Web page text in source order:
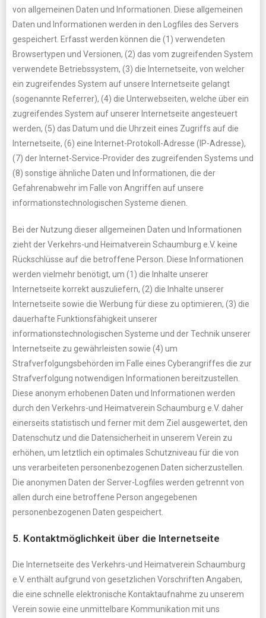
von allgemeinen Daten und Informationen. Diese allgemeinen
Daten und Informationen werden in den Logfiles des Servers
gespeichert. Erfasst werden können die (1) verwendeten
Browsertypen und Versionen, (2) das vom zugreifenden System
verwendete Betriebssystem, (3) die Internetseite, von welcher
ein zugreifendes System auf unsere Internetseite gelangt
(sogenannte Referrer), (4) die Unterwebseiten, welche über ein
zugreifendes System auf unserer Internetseite angesteuert
werden, (5) das Datum und die Uhrzeit eines Zugriffs auf die
Internetseite, (6) eine Internet-Protokoll-Adresse (IP-Adresse),
(7) der Internet-Service-Provider des zugreifenden Systems und
(8) sonstige ähnliche Daten und Informationen, die der
Gefahrenabwehr im Falle von Angriffen auf unsere
informationstechnologischen Systeme dienen.
Bei der Nutzung dieser allgemeinen Daten und Informationen
zieht der Verkehrs-und Heimatverein Schaumburg e.V. keine
Rückschlüsse auf die betroffene Person. Diese Informationen
werden vielmehr benötigt, um (1) die Inhalte unserer
Internetseite korrekt auszuliefern, (2) die Inhalte unserer
Internetseite sowie die Werbung für diese zu optimieren, (3) die
dauerhafte Funktionsfähigkeit unserer
informationstechnologischen Systeme und der Technik unserer
Internetseite zu gewährleisten sowie (4) um
Strafverfolgungsbehörden im Falle eines Cyberangriffes die zur
Strafverfolgung notwendigen Informationen bereitzustellen.
Diese anonym erhobenen Daten und Informationen werden
durch den Verkehrs-und Heimatverein Schaumburg e.V. daher
einerseits statistisch und ferner mit dem Ziel ausgewertet, den
Datenschutz und die Datensicherheit in unserem Verein zu
erhöhen, um letztlich ein optimales Schutzniveau für die von
uns verarbeiteten personenbezogenen Daten sicherzustellen.
Die anonymen Daten der Server-Logfiles werden getrennt von
allen durch eine betroffene Person angegebenen
personenbezogenen Daten gespeichert.
5. Kontaktmöglichkeit über die Internetseite
Die Internetseite des Verkehrs-und Heimatverein Schaumburg
e.V. enthält aufgrund von gesetzlichen Vorschriften Angaben,
die eine schnelle elektronische Kontaktaufnahme zu unserem
Verein sowie eine unmittelbare Kommunikation mit uns